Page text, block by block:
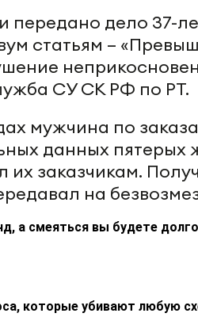
передано дело 37-
статьям –
СУ СК РФ по РТ.
мужчина по
данных пятерых
их заказчикам.
на
а смеяться вы будете долго
которые убивают любую